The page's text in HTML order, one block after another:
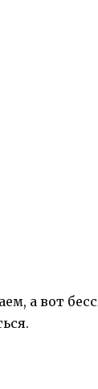
а вот